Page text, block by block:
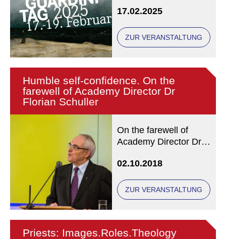
17.02.2025
ZUR VERANSTALTUNG
Humble self-confidence. On the
farewell of Academy Director Dr
Florian Schuller
On the farewell of
Academy Director Dr
02.10.2018
ZUR VERANSTALTUNG
Priests: Images.Roles.Theology